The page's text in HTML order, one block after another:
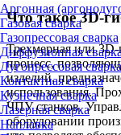
Аргонная
Газовая сварка
Газопрессовая сварка
Диффузионная
Дугопрессовая сварка
Контактная сварка
Кузнечная сварка
Лазерная сварка
Наплавка
Что такое 3D-
Трехмерная или 3D-
процесс,
изделий,
использования.
ЧПУ станков.
оборудовании